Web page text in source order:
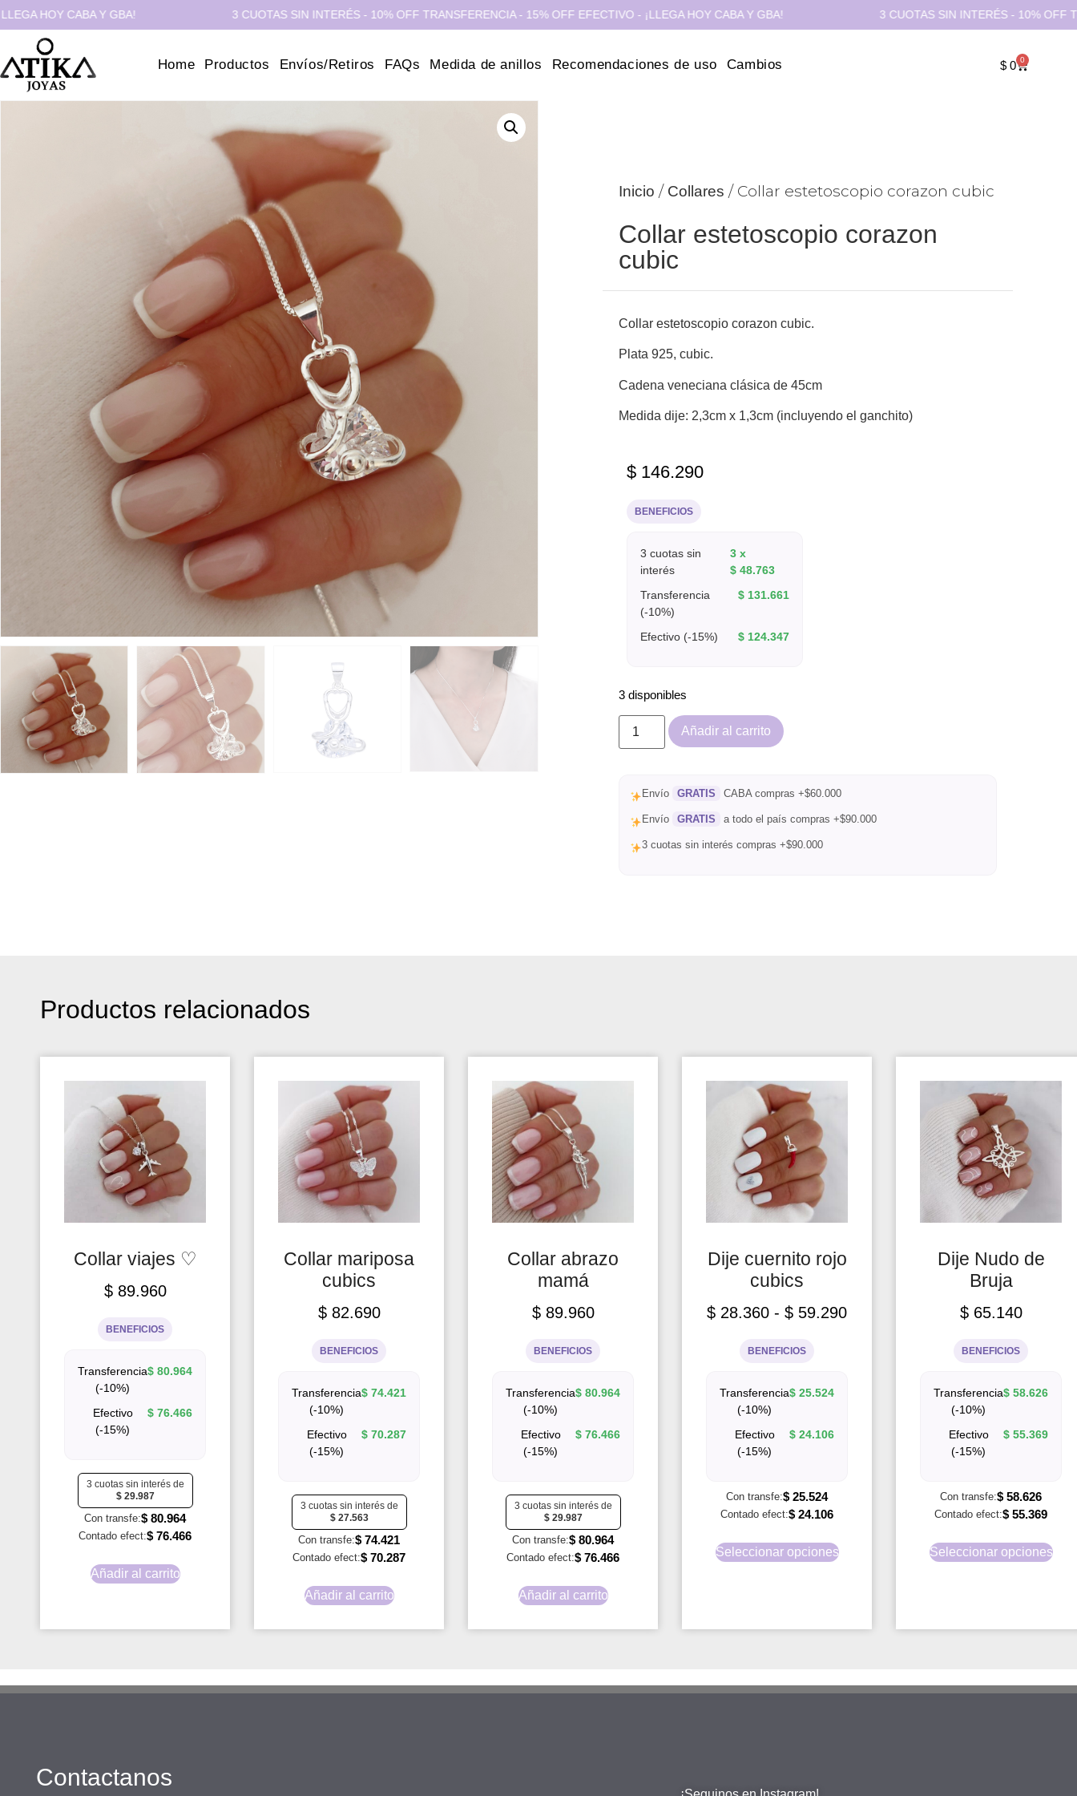
CABA Y GBA! 3 CUOTAS SIN INTERÉS - 10% OFF TRANSFERENCIA - 15% OFF EFECTIVO - ¡LLEGA HOY CABA Y GBA! 3 CUOTAS SIN INTERÉS - 10% OFF
Home Productos Envíos/Retiros FAQs Medida de anillos Recomendaciones de uso Cambios $0 0
Inicio / Collares / Collar estetoscopio corazon cubic
Collar estetoscopio corazon
cubic
Collar estetoscopio corazon cubic.
Plata 925, cubic.
Cadena veneciana clásica de 45cm
Medida dije: 2,3cm x 1,3cm (incluyendo el ganchito)
$146.290
BENEFICIOS
3 cuotas sin
interés
3 x
$ 48.763
Transferencia
(-10%)
$131.661
Efectivo (-15%) $124.347
3 disponibles
Añadir al carrito
Envío GRATIS CABA compras +$60.000
Envío GRATIS a todo el país compras +$90.000
3 cuotas sin interés compras +$90.000
Productos relacionados
Collar viajes ♡
$89.960
BENEFICIOS
Transferencia
(-10%)
$ 80.964
Efectivo
(-15%)
$ 76.466
3 cuotas sin interés de
$29.987
Con transfe:$ 80.964
Contado efect:$ 76.466
Añadir al carrito
Collar mariposa
cubics
$82.690
BENEFICIOS
Transferencia
(-10%)
$ 74.421
Efectivo
(-15%)
$ 70.287
3 cuotas sin interés de
$27.563
Con transfe:$ 74.421
Contado efect:$ 70.287
Añadir al carrito
Collar abrazo
mamá
$89.960
BENEFICIOS
Transferencia
(-10%)
$ 80.964
Efectivo
(-15%)
$ 76.466
3 cuotas sin interés de
$29.987
Con transfe:$ 80.964
Contado efect:$ 76.466
Añadir al carrito
Dije cuernito rojo
cubics
$ 28.360 - $ 59.290
BENEFICIOS
Transferencia
(-10%)
$ 25.524
Efectivo
(-15%)
$ 24.106
Con transfe:$ 25.524
Contado efect:$ 24.106
Seleccionar opciones
Dije Nudo de
Bruja
$65.140
BENEFICIOS
Transferencia
(-10%)
$ 58.626
Efectivo
(-15%)
$ 55.369
Con transfe:$ 58.626
Contado efect:$ 55.369
Seleccionar opciones
Contactanos